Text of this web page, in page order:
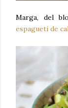
Marga, del
espagueti de